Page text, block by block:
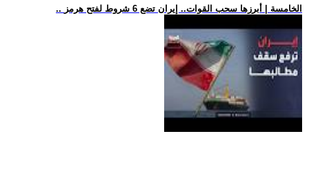
.. الخامسة | أبرزها سحب القوات.. إيران تضع 6 شروط لفتح هرمز